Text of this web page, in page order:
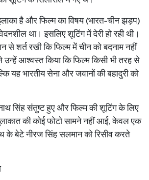
है और फिल्म का विषय (भारत-चीन झड़प)
था। इसलिए शूटिंग में देरी हो रही थी।
से शर्त रखी कि फिल्म में चीन को बदनाम नहीं
आश्वस्त किया कि फिल्म किसी भी तरह से
यह भारतीय सेना और जवानों की बहादुरी को
सिंह संतुष्ट हुए और फिल्म की शूटिंग के लिए
की कोई फोटो सामने नहीं आई, केवल एक
के बेटे नीरज सिंह सलमान को रिसीव करते